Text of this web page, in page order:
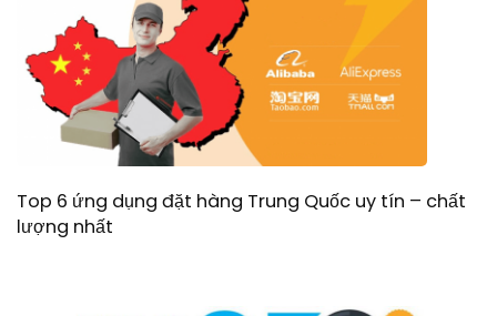
Top 6 ứng dụng đặt hàng Trung Quốc uy tín – chất
lượng nhất